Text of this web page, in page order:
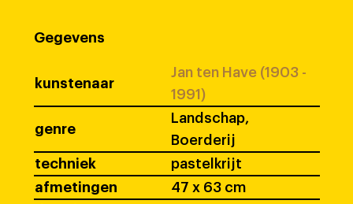
Gegevens
kunstenaar
Jan ten Have (1903 -
1991)
genre
Landschap,
Boerderij
techniek
pastelkrijt
afmetingen
47 x 63 cm